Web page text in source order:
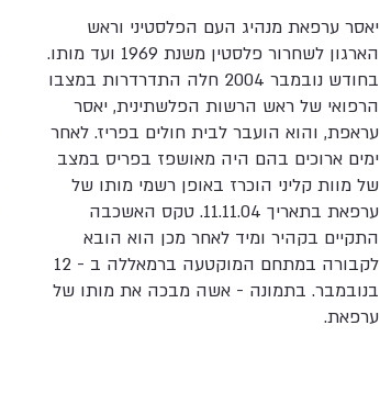
יאסר ערפאת מנהיג העם הפלסטיני וראש
הארגון לשחרור פלסטין משנת 1969 ועד מותו.
בחודש נובמבר 2004 חלה התדרדרות במצבו
הרפואי של ראש הרשות הפלשתינית, יאסר
עראפת, והוא הועבר לבית חולים בפריז. לאחר
ימים ארוכים בהם היה מאושפז בפריס במצב
של מוות קליני הוכרז באופן רשמי מותו של
ערפאת בתאריך 11.11.04. טקס האשכבה
התקיים בקהיר ומיד לאחר מכן הוא הובא
לקבורה במתחם המוקטעה ברמאללה ב - 12
בנובמבר. בתמונה - אשה מבכה את מותו של
ערפאת.